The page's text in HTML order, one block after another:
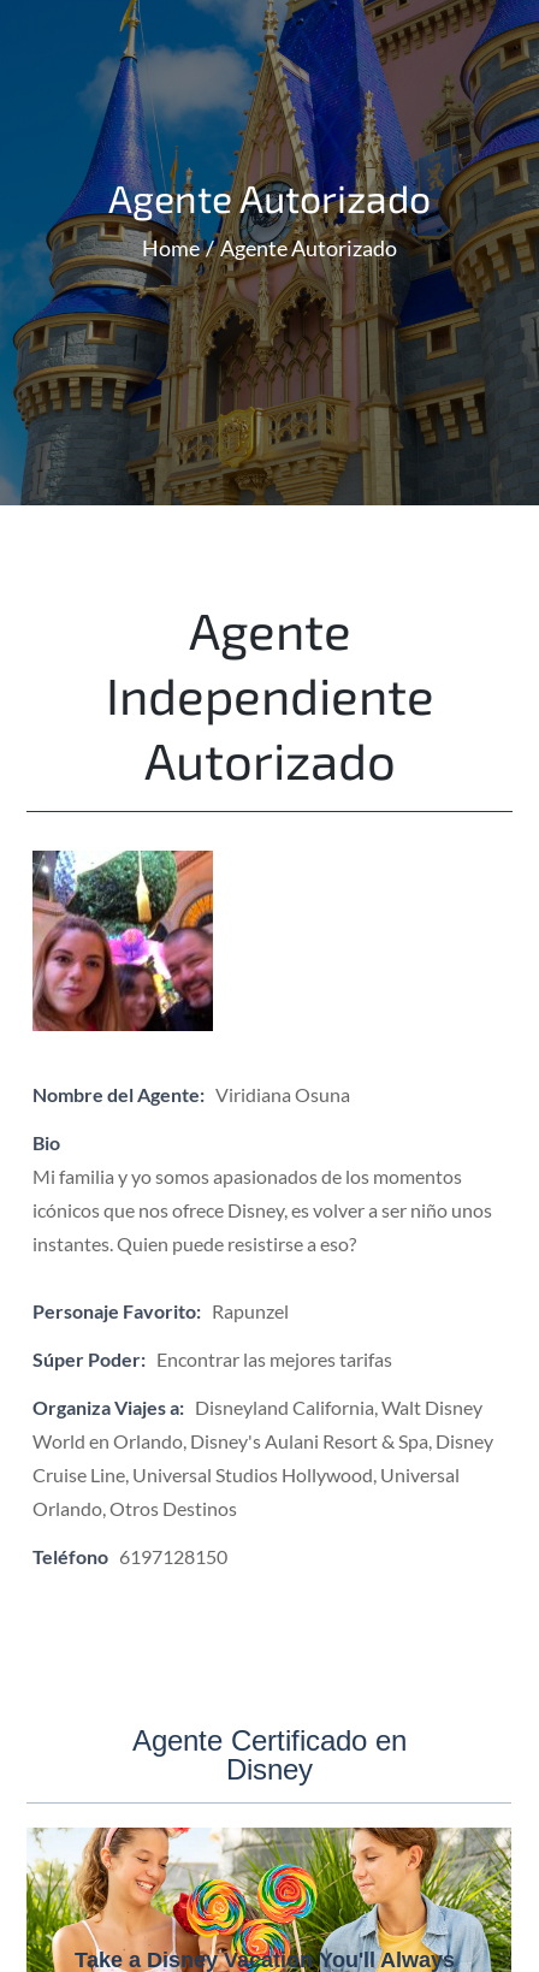
Agente Autorizado
Home Agente Autorizado
Agente
Independiente
Autorizado
Nombre del Agente: Viridiana Osuna
Bio
Mi familia y yo somos apasionados de los momentos
icónicos que nos ofrece Disney, es volver a ser niño unos
instantes. Quien puede resistirse a eso?
Personaje Favorito: Rapunzel
Súper Poder: Encontrar las mejores tarifas
Organiza Viajes a: Disneyland California, Walt Disney
World en Orlando, Disney's Aulani Resort & Spa, Disney
Cruise Line, Universal Studios Hollywood, Universal
Orlando, Otros Destinos
Teléfono 6197128150